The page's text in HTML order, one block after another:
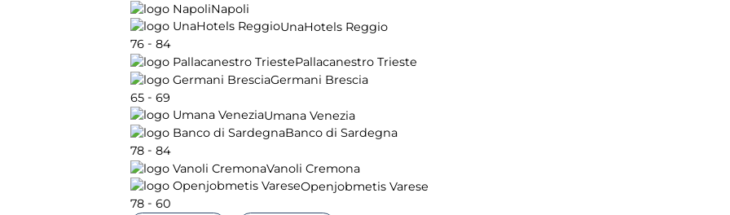
Napoli
UnaHotels Reggio
76 - 84
Pallacanestro Trieste
Germani Brescia
65 - 69
Umana Venezia
Banco di Sardegna
78 - 84
Vanoli Cremona
Openjobmetis Varese
78 - 60